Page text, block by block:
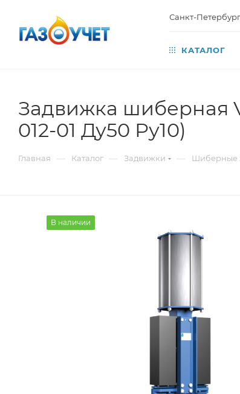
Санкт-Петербург
КАТАЛОГ
Задвижка шиберная
012-01 Ду50 Ру10)
Главная — Каталог — Задвижки — Шиберные
В наличии